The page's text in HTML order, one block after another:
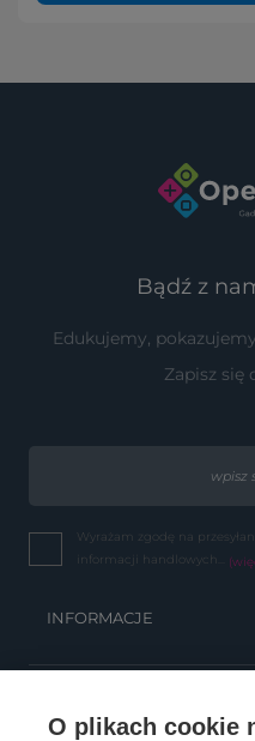
O plikach cookie
Bądź z
Edukujemy,
Zapisz się
Wyrażam zgodę na
informacji handlowych...
INFORMACJE
OBSŁUGA KLIENTA